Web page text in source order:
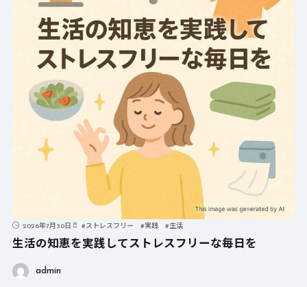
2026年7月30日 #ストレスフリー #実践 #生活
生活の知恵を実践してストレスフリーな毎日を
admin